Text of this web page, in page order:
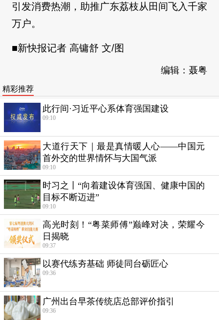
引发消费热潮，助推广东荔枝从田间飞入千家
万户。
■新快报记者 高镛舒 文/图
编辑：聂粤
精彩推荐